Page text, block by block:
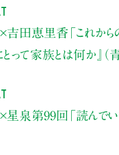
吉田恵里香 「これか
とって家族とは何か』
星泉 第99回「読んでい